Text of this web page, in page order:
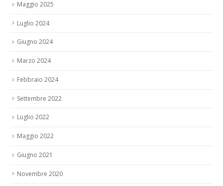
Maggio 2025
Luglio 2024
Giugno 2024
Marzo 2024
Febbraio 2024
Settembre 2022
Luglio 2022
Maggio 2022
Giugno 2021
Novembre 2020